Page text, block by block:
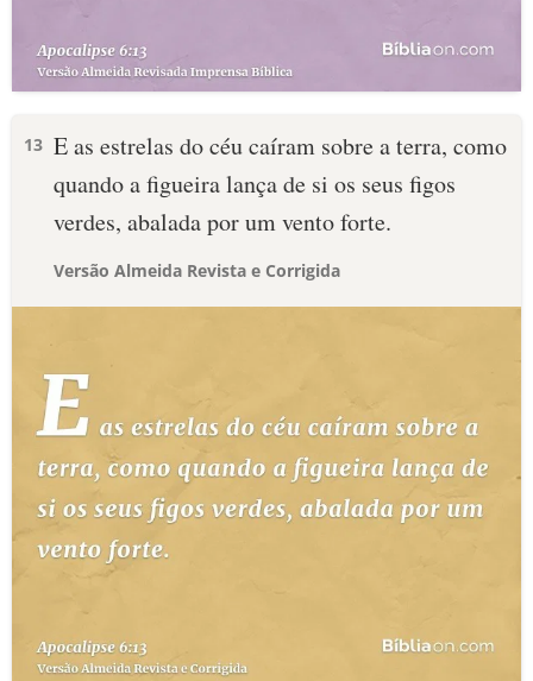
13 E as estrelas do céu caíram sobre a terra, como
quando a figueira lança de si os seus figos
verdes, abalada por um vento forte.
Versão Almeida Revista e Corrigida